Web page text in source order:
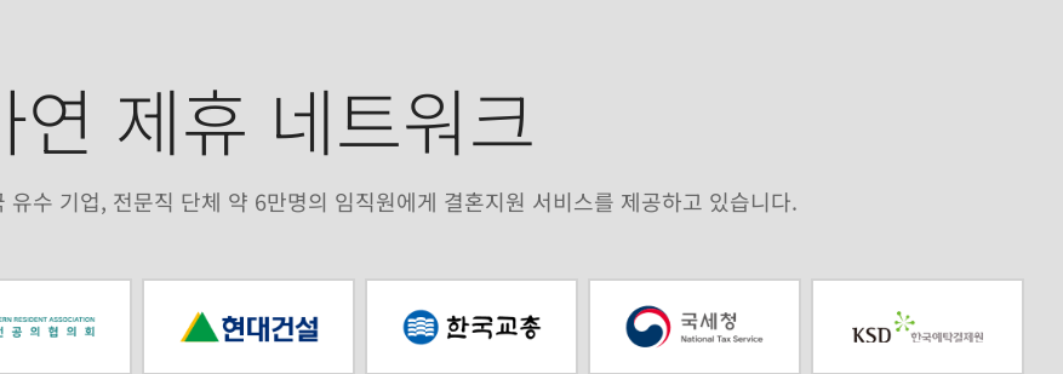
연 제휴 네트워크
유수 기업, 전문직 단체 약 6만명의 임직원에게 결혼지원 서비스를 제공하고 있습니다.